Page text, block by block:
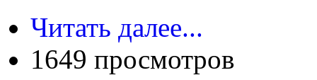
Читать далее...
1649 просмотров